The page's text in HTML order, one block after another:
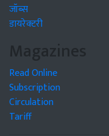
जॉब्स
डायरेक्टरी
Magazines
Read Online
Subscription
Circulation
Tariff